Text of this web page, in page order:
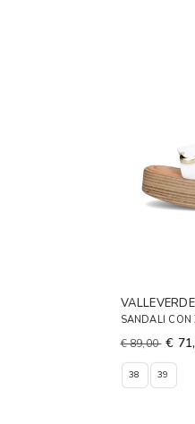
VALLEVERDE
SANDALI
€ 89,00 €
38 39